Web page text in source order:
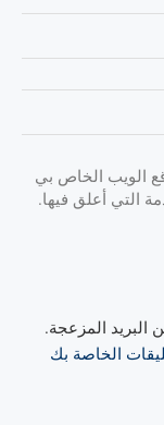
الويب الخاص بي
التي أعلق فيها.
البريد المزعجة.
الخاصة بك